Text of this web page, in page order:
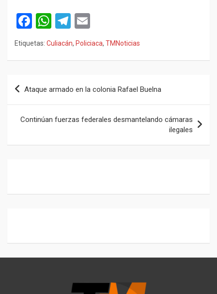
F
a
ce
o
o
k
W
h
at
A
p
T
el
e
a
m
ail
Etiquetas: Culiacán, Policiaca, TMNoticias
Navegación
Ataque armado en la colonia Rafael Buelna
Continúan fuerzas federales desmantelando cámaras
ilegales